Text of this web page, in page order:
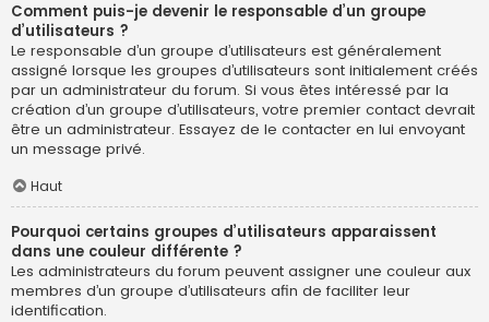
Comment puis-je devenir le responsable d’un groupe
d’utilisateurs ?
Le responsable d’un groupe d’utilisateurs est généralement
assigné lorsque les groupes d’utilisateurs sont initialement créés
par un administrateur du forum. Si vous êtes intéressé par la
création d’un groupe d’utilisateurs, votre premier contact devrait
être un administrateur. Essayez de le contacter en lui envoyant
un message privé.
Haut
Pourquoi certains groupes d’utilisateurs apparaissent
dans une couleur différente ?
Les administrateurs du forum peuvent assigner une couleur aux
membres d’un groupe d’utilisateurs afin de faciliter leur
identification.